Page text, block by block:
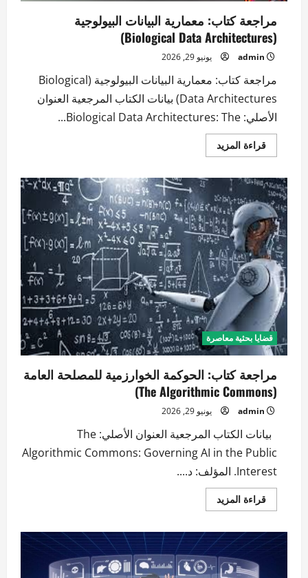
مراجعة كتاب: معمارية البيانات البيولوجية
(Biological Data Architectures)
admin يونيو 29, 2026
مراجعة كتاب: معمارية البيانات البيولوجية (Biological
Data Architectures) بيانات الكتاب المرجعية العنوان
الأصلي: Biological Data Architectures: The...
قراءة المزيداقرأ
المزيد
كتاب:
معمارية
البيانات
البيولوجية
(Biological
Data
Architectures)
قضايا بحثية معاصرة
مراجعة كتاب: الحوكمة الخوارزمية للمصلحة العامة
(The Algorithmic Commons)
admin يونيو 29, 2026
بيانات الكتاب المرجعية العنوان الأصلي: The
Algorithmic Commons: Governing AI in the Public
Interest. المؤلف: د....
قراءة المزيداقرأ
المزيد
كتاب:
الحوكمة
الخوارزمية
للمصلحة